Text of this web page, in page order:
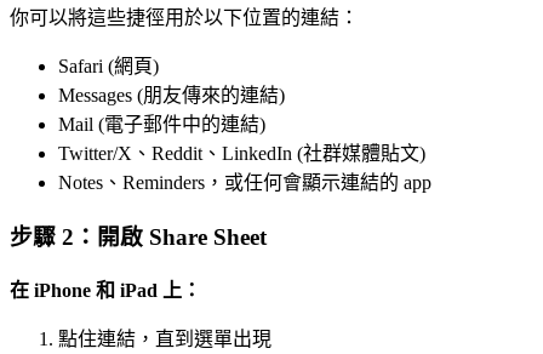
你可以將這些捷徑用於以下位置的連結：
Safari (網頁)
Messages (朋友傳來的連結)
Mail (電子郵件中的連結)
Twitter/X、Reddit、LinkedIn (社群媒體貼文)
Notes、Reminders，或任何會顯示連結的 app
步驟 2：開啟 Share Sheet
在 iPhone 和 iPad 上：
點住連結，直到選單出現